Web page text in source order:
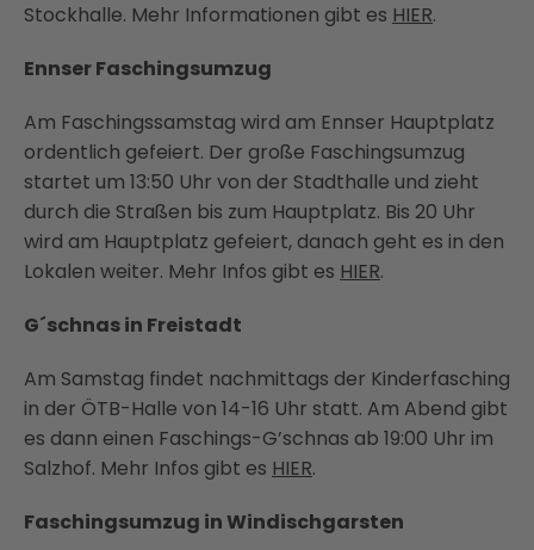
Stockhalle. Mehr Informationen gibt es HIER.
Ennser Faschingsumzug
Am Faschingssamstag wird am Ennser Hauptplatz
ordentlich gefeiert. Der große Faschingsumzug
startet um 13:50 Uhr von der Stadthalle und zieht
durch die Straßen bis zum Hauptplatz. Bis 20 Uhr
wird am Hauptplatz gefeiert, danach geht es in den
Lokalen weiter. Mehr Infos gibt es HIER.
G´schnas in Freistadt
Am Samstag findet nachmittags der Kinderfasching
in der ÖTB-Halle von 14-16 Uhr statt. Am Abend gibt
es dann einen Faschings-G’schnas ab 19:00 Uhr im
Salzhof. Mehr Infos gibt es HIER.
Faschingsumzug in Windischgarsten